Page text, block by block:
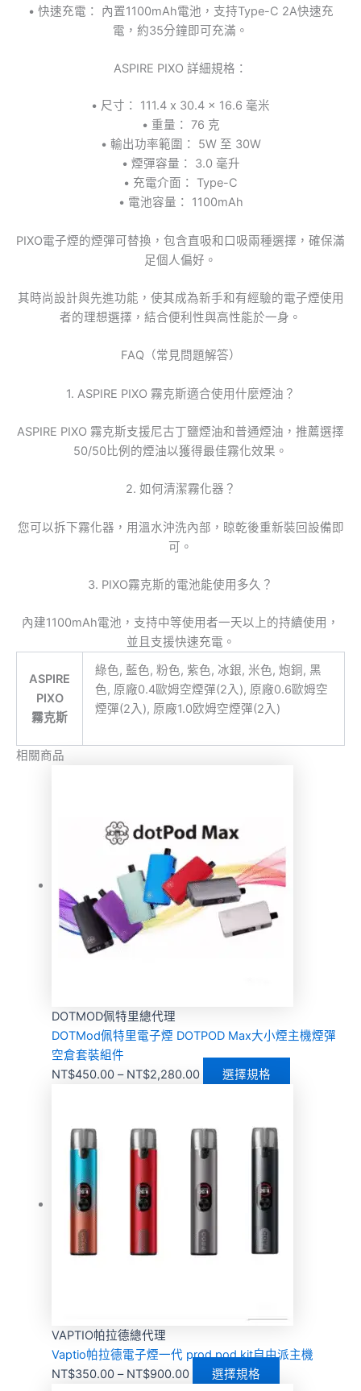
• 快速充電： 內置1100mAh電池，支持Type-C 2A快速充
電，約35分鐘即可充滿。
ASPIRE PIXO 詳細規格：
• 尺寸： 111.4 x 30.4 x 16.6 毫米
• 重量： 76 克
• 輸出功率範圍： 5W 至 30W
• 煙彈容量： 3.0 毫升
• 充電介面： Type-C
• 電池容量： 1100mAh
PIXO電子煙的煙彈可替換，包含直吸和口吸兩種選擇，確保滿
足個人偏好。
其時尚設計與先進功能，使其成為新手和有經驗的電子煙使用
者的理想選擇，結合便利性與高性能於一身。
FAQ（常見問題解答）
1. ASPIRE PIXO 霧克斯適合使用什麼煙油？
ASPIRE PIXO 霧克斯支援尼古丁鹽煙油和普通煙油，推薦選擇
50/50比例的煙油以獲得最佳霧化效果。
2. 如何清潔霧化器？
您可以拆下霧化器，用溫水沖洗內部，晾乾後重新裝回設備即
可。
3. PIXO霧克斯的電池能使用多久？
內建1100mAh電池，支持中等使用者一天以上的持續使用，
並且支援快速充電。
ASPIRE
PIXO
霧克斯
綠色, 藍色, 粉色, 紫色, 冰銀, 米色, 炮銅, 黑
色, 原廠0.4歐姆空煙彈(2入), 原廠0.6歐姆空
煙彈(2入), 原廠1.0欧姆空煙彈(2入)
相關商品
DOTMOD佩特里總代理
DOTMod佩特里電子煙 DOTPOD Max大小煙主機煙彈
空倉套裝組件
NT$450.00 – NT$2,280.00 選擇規格
VAPTIO帕拉德總代理
Vaptio帕拉德電子煙一代 prod pod kit自由派主機
NT$350.00 – NT$900.00 選擇規格